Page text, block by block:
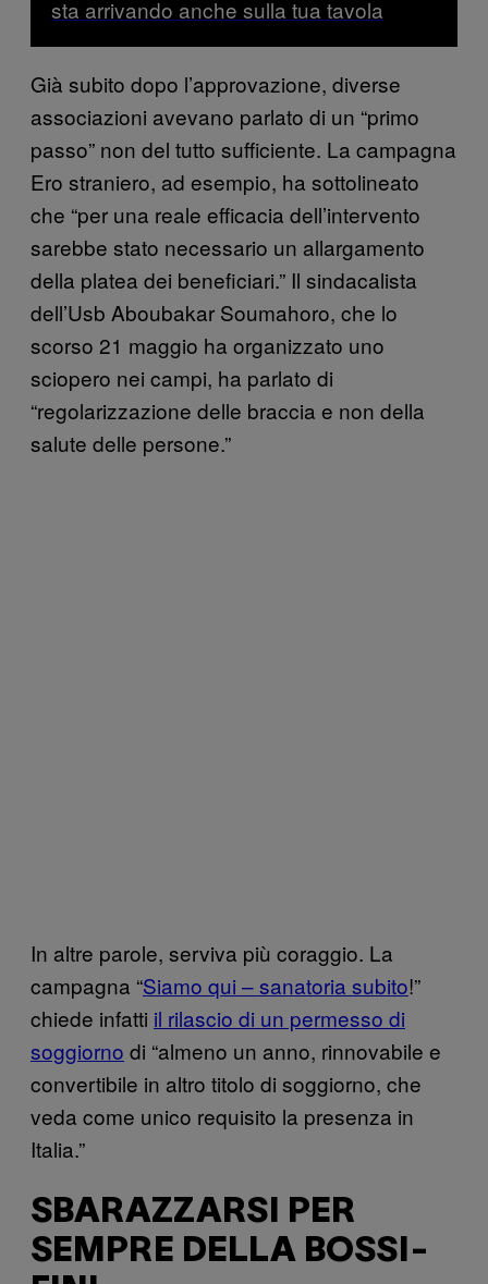
sta arrivando anche sulla tua tavola
Già subito dopo l’approvazione, diverse
associazioni avevano parlato di un “primo
passo” non del tutto sufficiente. La campagna
Ero straniero, ad esempio, ha sottolineato
che “per una reale efficacia dell’intervento
sarebbe stato necessario un allargamento
della platea dei beneficiari.” Il sindacalista
dell’Usb Aboubakar Soumahoro, che lo
scorso 21 maggio ha organizzato uno
sciopero nei campi, ha parlato di
“regolarizzazione delle braccia e non della
salute delle persone.”
In altre parole, serviva più coraggio. La
campagna “Siamo qui – sanatoria subito!”
chiede infatti il rilascio di un permesso di
soggiorno di “almeno un anno, rinnovabile e
convertibile in altro titolo di soggiorno, che
veda come unico requisito la presenza in
Italia.”
SBARAZZARSI PER
SEMPRE DELLA BOSSI-